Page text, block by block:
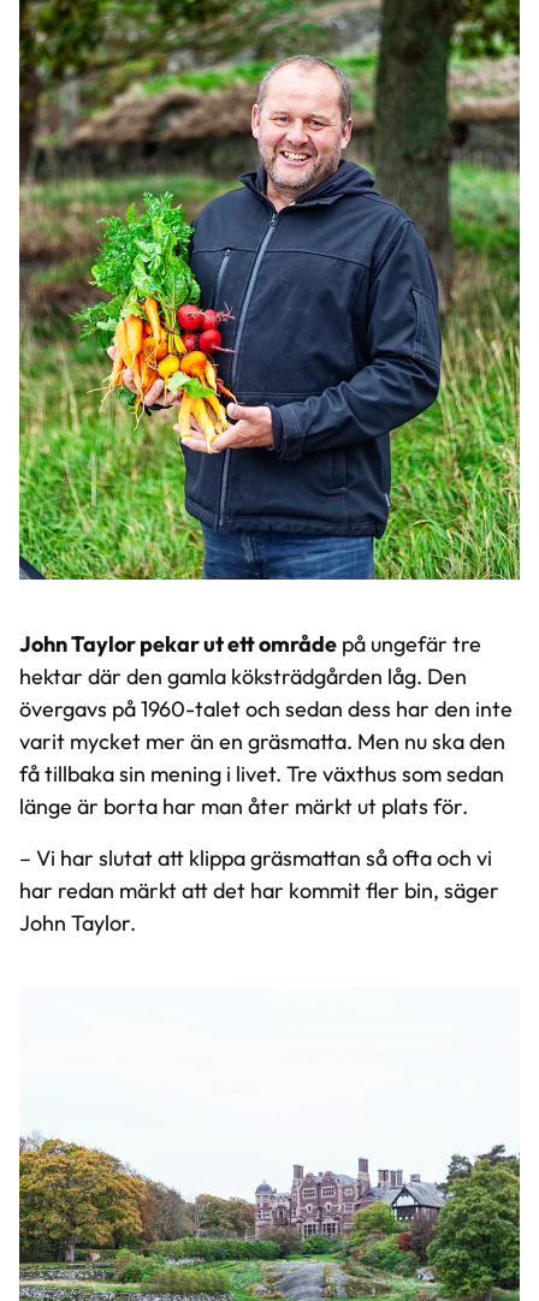
John Taylor pekar ut ett område på ungefär tre
hektar där den gamla köksträdgården låg. Den
övergavs på 1960-talet och sedan dess har den inte
varit mycket mer än en gräsmatta. Men nu ska den
få tillbaka sin mening i livet. Tre växthus som sedan
länge är borta har man åter märkt ut plats för.
– Vi har slutat att klippa gräsmattan så ofta och vi
har redan märkt att det har kommit fler bin, säger
John Taylor.